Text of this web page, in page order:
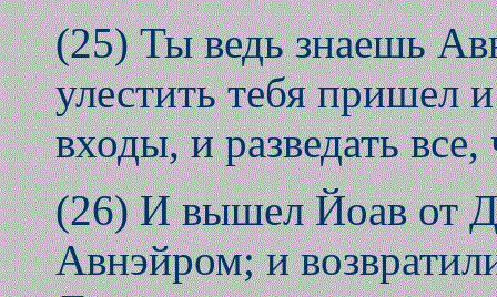
(25) Ты ведь знаешь
улестить тебя пришел
входы, и разведать
(26) И вышел Йоав от
Авнэйром; и